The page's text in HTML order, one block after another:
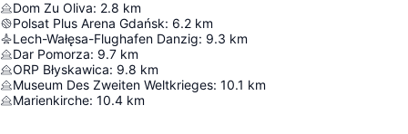
Dom Zu Oliva: 2.8 km
Polsat Plus Arena Gdańsk: 6.2 km
Lech-Wałęsa-Flughafen Danzig: 9.3 km
Dar Pomorza: 9.7 km
ORP Błyskawica: 9.8 km
Museum Des Zweiten Weltkrieges: 10.1 km
Marienkirche: 10.4 km